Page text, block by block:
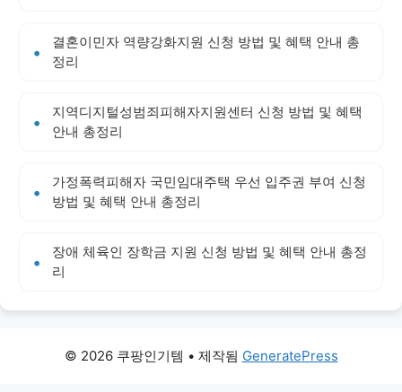
결혼이민자 역량강화지원 신청 방법 및 혜택 안내 총
정리
지역디지털성범죄피해자지원센터 신청 방법 및 혜택
안내 총정리
가정폭력피해자 국민임대주택 우선 입주권 부여 신청
방법 및 혜택 안내 총정리
장애 체육인 장학금 지원 신청 방법 및 혜택 안내 총정
리
© 2026 쿠팡인기템 • 제작됨 GeneratePress